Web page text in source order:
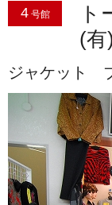
4号館
(
ジャケット